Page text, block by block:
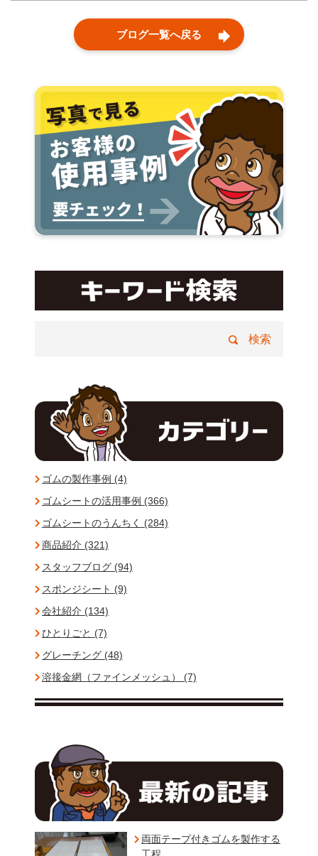
ブログ一覧へ戻る
ゴムの製作事例 (4)
ゴムシートの活用事例 (366)
ゴムシートのうんちく (284)
商品紹介 (321)
スタッフブログ (94)
スポンジシート (9)
会社紹介 (134)
ひとりごと (7)
グレーチング (48)
溶接金網（ファインメッシュ） (7)
両面テープ付きゴムを製作する